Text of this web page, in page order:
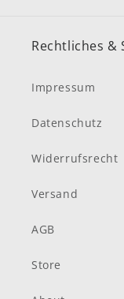
Rechtliches &
Impressum
Datenschutz
Widerrufsrecht
Versand
AGB
Store